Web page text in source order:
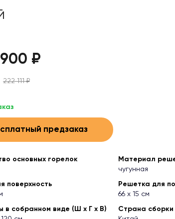
₽
222 111 ₽
предзаказ
основных горелок
Материал
чугунная
поверхность
Решетка для
66 х 15 см
в собранном виде (Ш х Г х В)
Страна сборки